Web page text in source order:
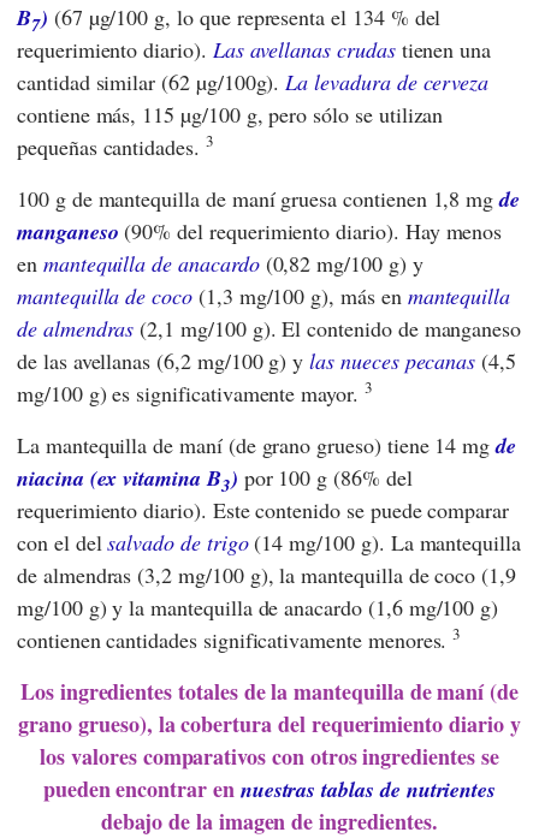
B7) (67 µg/100 g, lo que representa el 134 % del
requerimiento diario). Las avellanas crudastienen una
cantidad similar (62 µg/100g).La levadura de cerveza
contiene más, 115 µg/100 g, pero sólo se utilizan
pequeñas cantidades. 3
100 g de mantequilla de maní gruesa contienen 1,8 mgde
manganeso (90% del requerimiento diario). Hay menos
en mantequilla de anacardo(0,82 mg/100 g) y
mantequilla de coco(1,3 mg/100 g), más en mantequilla
de almendras (2,1 mg/100 g). El contenido de manganeso
de las avellanas (6,2 mg/100 g) ylas nueces pecanas (4,5
mg/100 g) es significativamente mayor. 3
La mantequilla de maní (de grano grueso) tiene 14 mgde
niacina (ex vitamina B3) por 100 g (86% del
requerimiento diario). Este contenido se puede comparar
con el delsalvado de trigo(14 mg/100 g). La mantequilla
de almendras (3,2 mg/100 g), la mantequilla de coco (1,9
mg/100 g) y la mantequilla de anacardo (1,6 mg/100 g)
contienen cantidades significativamente menores.3
Los ingredientes totales de la mantequilla de maní (de
grano grueso), la cobertura del requerimiento diario y
los valores comparativos con otros ingredientes se
pueden encontrar en nuestras tablas de nutrientes
debajo de la imagen de ingredientes.